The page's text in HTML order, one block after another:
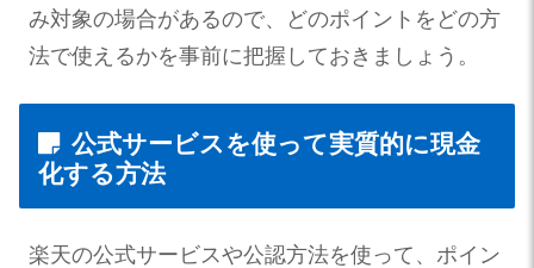
み対象の場合があるので、どのポイントをどの方
法で使えるかを事前に把握しておきましょう。
公式サービスを使って実質的に現金
化する方法
楽天の公式サービスや公認方法を使って、ポイン